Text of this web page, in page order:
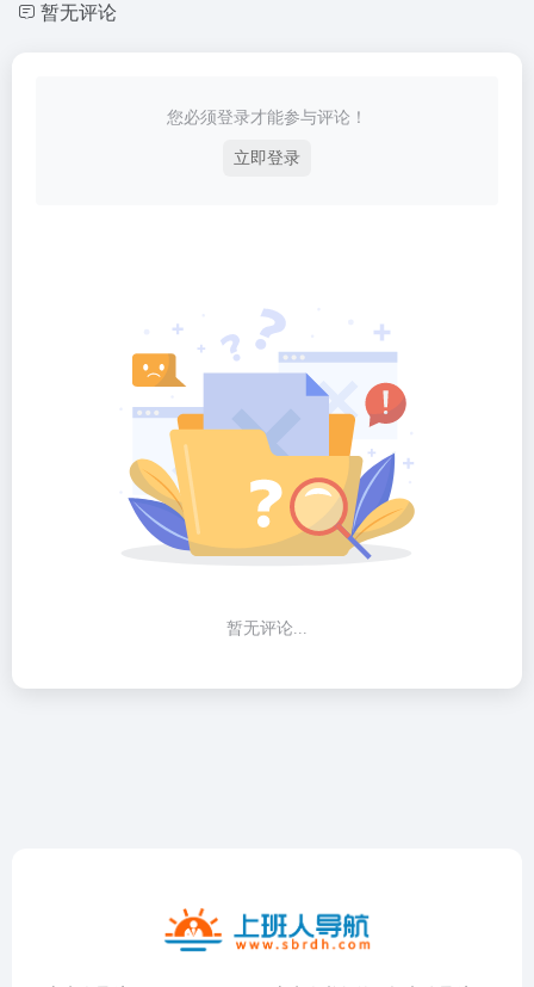
暂无评论
您必须登录才能参与评论！
立即登录
暂无评论...